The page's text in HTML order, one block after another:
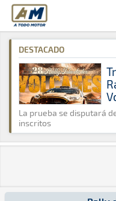
A Todo Motor ·
A Todo Motor » Agenda »
DESTACADO
La prueba se disputará
inscritos